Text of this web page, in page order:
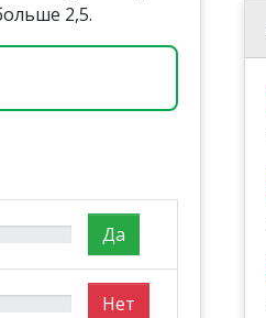
2,5.
Да
Нет